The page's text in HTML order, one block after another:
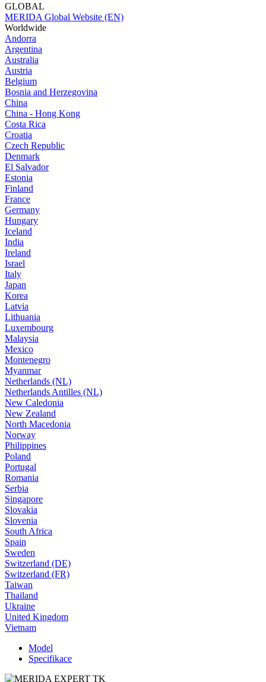
GLOBAL
MERIDA Global Website (EN)
Worldwide
Andorra
Argentina
Australia
Austria
Belgium
Bosnia and Herzegovina
China
China - Hong Kong
Costa Rica
Croatia
Czech Republic
Denmark
El Salvador
Estonia
Finland
France
Germany
Hungary
Iceland
India
Ireland
Israel
Italy
Japan
Korea
Latvia
Lithuania
Luxembourg
Malaysia
Mexico
Montenegro
Myanmar
Netherlands (NL)
Netherlands Antilles (NL)
New Caledonia
New Zealand
North Macedonia
Norway
Philippines
Poland
Portugal
Romania
Serbia
Singapore
Slovakia
Slovenia
South Africa
Spain
Sweden
Switzerland (DE)
Switzerland (FR)
Taiwan
Thailand
Ukraine
United Kingdom
Vietnam
Model
Specifikace